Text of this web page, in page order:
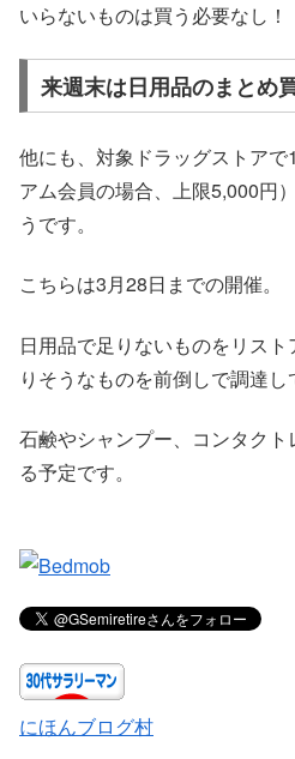
いらないものは買う必要なし！
来週末は日用品のまとめ
他にも、対象ドラッグストアで
アム会員の場合、上限5,000円
うです。
こちらは3月28日までの開催。
日用品で足りないものをリス
りそうなものを前倒しで調達し
石鹸やシャンプー、コンタク
る予定です。
にほんブログ村